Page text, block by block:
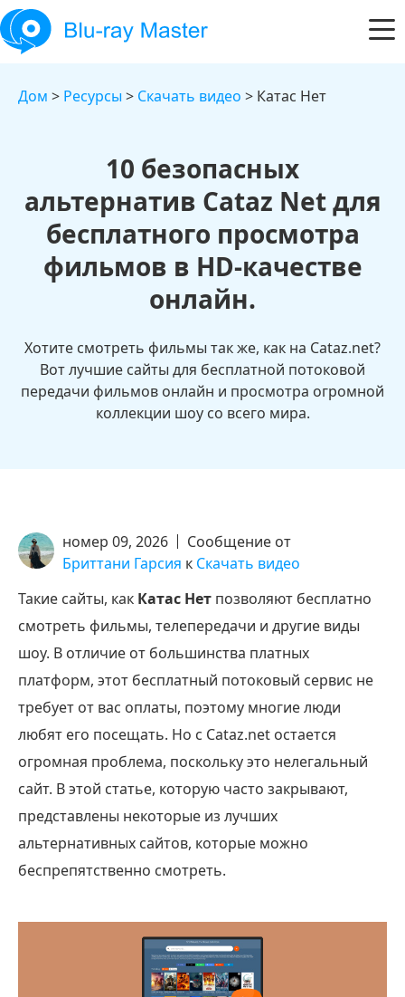
Дом > Ресурсы > Скачать видео > Катас Нет
10 безопасных
альтернатив Cataz Net для
бесплатного просмотра
фильмов в HD-качестве
онлайн.
Хотите смотреть фильмы так же, как на Cataz.net?
Вот лучшие сайты для бесплатной потоковой
передачи фильмов онлайн и просмотра огромной
коллекции шоу со всего мира.
номер 09, 2026
Сообщение от
Бриттани Гарсия к Скачать видео
Такие сайты, как Катас Нет позволяют бесплатно
смотреть фильмы, телепередачи и другие виды
шоу. В отличие от большинства платных
платформ, этот бесплатный потоковый сервис не
требует от вас оплаты, поэтому многие люди
любят его посещать. Но с Cataz.net остается
огромная проблема, поскольку это нелегальный
сайт. В этой статье, которую часто закрывают,
представлены некоторые из лучших
альтернативных сайтов, которые можно
беспрепятственно смотреть.